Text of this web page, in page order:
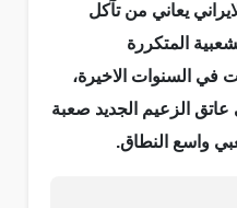
يعاني من تآكل
المتكررة
في السنوات الاخيرة،
عاتق الزعيم الجديد صعبة
واسع النطاق.